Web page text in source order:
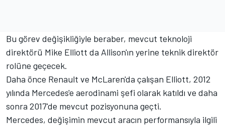
Bu görev değişikliğiyle beraber, mevcut teknoloji
direktörü Mike Elliott da Allison'ın yerine teknik direktör
rolüne geçecek.
Daha önce Renault ve McLaren'da çalışan Elliott, 2012
yılında Mercedes'e aerodinami şefi olarak katıldı ve daha
sonra 2017'de mevcut pozisyonuna geçti.
Mercedes, değişimin mevcut aracın performansıyla ilgili